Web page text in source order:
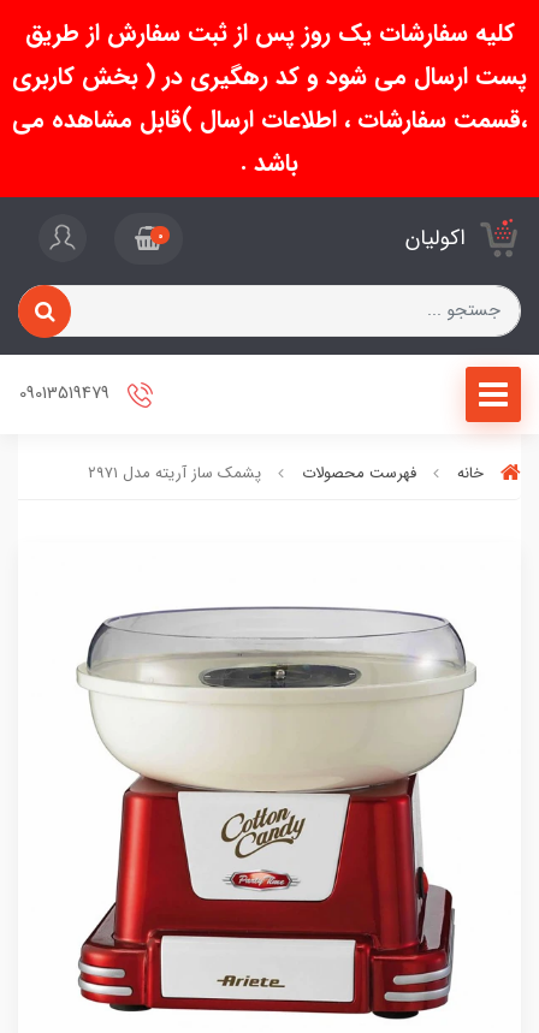
کلیه سفارشات یک روز پس از ثبت سفارش از طریق
پست ارسال می شود و کد رهگیری در ( بخش کاربری
،قسمت سفارشات ، اطلاعات ارسال )قابل مشاهده می
باشد .
اکولیان 0
خانه فهرست محصولات پشمک ساز آریته مدل ۲۹۷۱